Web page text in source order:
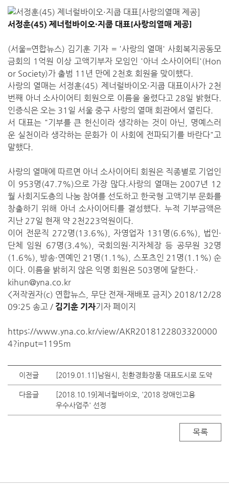
서정훈(45) 제너럴바이오·지쿱 대표[사랑의열매 제공]
(서울=연합뉴스) 김기훈 기자 = '사랑의 열매' 사회복지공동모
금회의 1억원 이상 고액기부자 모임인 '아너 소사이어티'(Hon
or Society)가 출범 11년 만에 2천호 회원을 맞이했다.
사랑의 열매는 서정훈(45) 제너럴바이오·지쿱 대표이사가 2천
번째 아너 소사이어티 회원으로 이름을 올렸다고 28일 밝혔다.
인증식은 오는 31일 서울 중구 사랑의 열매 회관에서 열린다.
서 대표는 "기부를 큰 헌신이라 생각하는 것이 아닌, 명예스러
운 실천이라 생각하는 문화가 이 사회에 전파되기를 바란다"고
말했다.
사랑의 열매에 따르면 아너 소사이어티 회원은 직종별로 기업인
이 953명(47.7%)으로 가장 많다.사랑의 열매는 2007년 12
월 사회지도층의 나눔 참여를 선도하고 한국형 고액기부 문화를
창출하기 위해 아너 소사이어티를 결성했다. 누적 기부금액은
지난 27일 현재 약 2천223억원이다.
이어 전문직 272명(13.6%), 자영업자 131명(6.6%), 법인·
단체 임원 67명(3.4%), 국회의원·지자체장 등 공무원 32명
(1.6%), 방송·연예인 21명(1.1%), 스포츠인 21명(1.1%) 순
이다. 이름을 밝히지 않은 익명 회원은 503명에 달한다.·
kihun@yna.co.kr
<저작권자(c) 연합뉴스, 무단 전재-재배포 금지> 2018/12/28
09:25 송고 / 김기훈 기자기자 페이지
https://www.yna.co.kr/view/AKR2018122803320000
4?input=1195m
이전글 [2019.01.11]남원시, 친환경화장품 대표도시로 도약
다음글
[2018.10.19]제너럴바이오, '2018 장애인고용
우수사업주' 선정
목록